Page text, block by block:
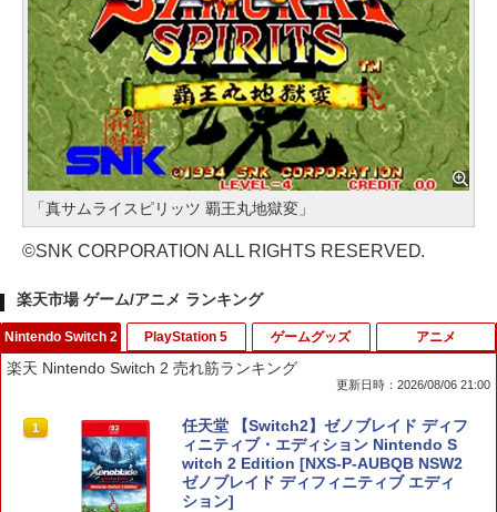
「真サムライスピリッツ 覇王丸地獄変」
©SNK CORPORATION ALL RIGHTS RESERVED.
楽天市場 ゲーム/アニメ ランキング
Nintendo Switch 2
楽天 Nintendo Switch 2 売れ筋ランキング
更新日時：2026/08/06 21:00
1
任天堂 【Switch2】ゼノブレイド ディフ
ィニティブ・エディション Nintendo S
witch 2 Edition [NXS-P-AUBQB NSW2
ゼノブレイド ディフィニティブ エディ
ション]
PlayStation 5 ゲームグッズ アニメ